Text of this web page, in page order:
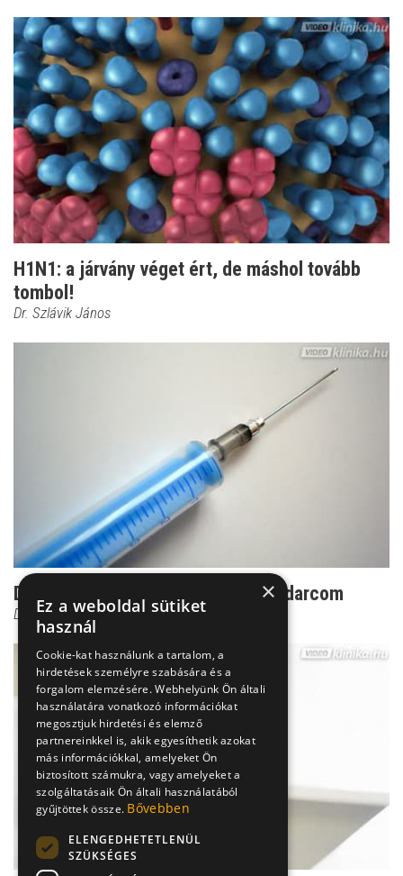
H1N1: a járvány véget ért, de máshol tovább
tombol!
Dr. Szlávik János
Dr. Czeizel: Ez az én személyes kudarcom
Dr. Czeizel Endre
×
Ez a weboldal sütiket
használ
Cookie-kat használunk a tartalom, a
hirdetések személyre szabására és a
forgalom elemzésére. Webhelyünk Ön általi
használatára vonatkozó információkat
megosztjuk hirdetési és elemző
partnereinkkel is, akik egyesíthetik azokat
más információkkal, amelyeket Ön
biztosított számukra, vagy amelyeket a
szolgáltatásaik Ön általi használatából
gyűjtöttek össze. Bővebben
ELENGEDHETETLENÜL
SZÜKSÉGES